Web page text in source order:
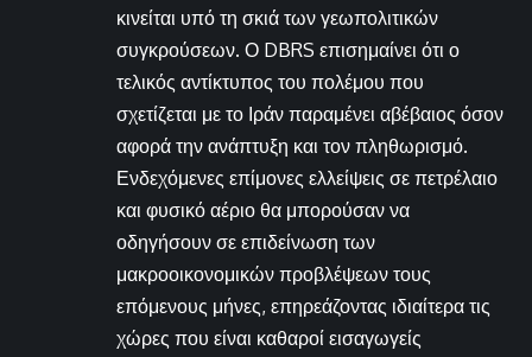
κινείται υπό τη σκιά των γεωπολιτικών
συγκρούσεων. Ο DBRS επισημαίνει ότι ο
τελικός αντίκτυπος του πολέμου που
σχετίζεται με το Ιράν παραμένει αβέβαιος όσον
αφορά την ανάπτυξη και τον πληθωρισμό.
Ενδεχόμενες επίμονες ελλείψεις σε πετρέλαιο
και φυσικό αέριο θα μπορούσαν να
οδηγήσουν σε επιδείνωση των
μακροοικονομικών προβλέψεων τους
επόμενους μήνες, επηρεάζοντας ιδιαίτερα τις
χώρες που είναι καθαροί εισαγωγείς